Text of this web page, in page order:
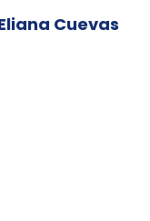
Cuevas